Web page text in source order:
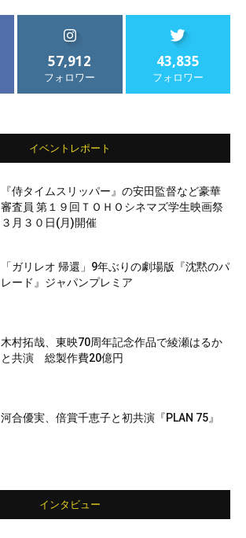
57,912
フォロワー
43,835
フォロワー
イベントレポート
『侍タイムスリッパー』の安田監督など豪華
審査員 第１９回ＴＯＨＯシネマズ学生映画祭
３月３０日(月)開催
「ガリレオ 帰還」9年ぶりの劇場版『沈黙のパ
レード』ジャパンプレミア
木村拓哉、東映70周年記念作品で綾瀬はるか
と共演 総製作費20億円
河合優実、倍賞千恵子と初共演『PLAN 75』
インタビュー